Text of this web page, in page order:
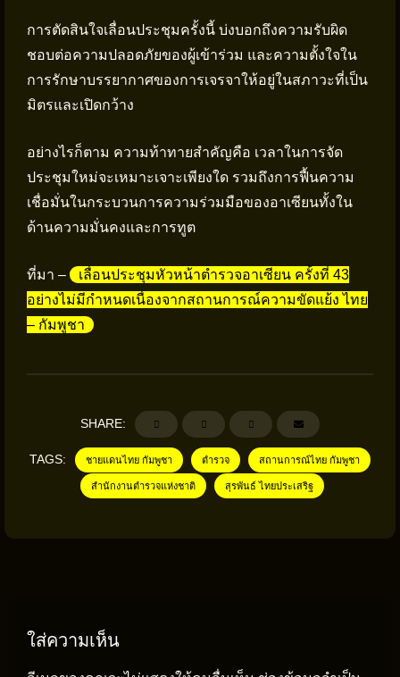
การตัดสินใจเลื่อนประชุมครั้งนี้ บ่งบอกถึงความรับผิด
ชอบต่อความปลอดภัยของผู้เข้าร่วม และความตั้งใจใน
การรักษาบรรยากาศของการเจรจาให้อยู่ในสภาวะที่เป็น
มิตรและเปิดกว้าง
อย่างไรก็ตาม ความท้าทายสำคัญคือ เวลาในการจัด
ประชุมใหม่จะเหมาะเจาะเพียงใด รวมถึงการฟื้นความ
เชื่อมั่นในกระบวนการความร่วมมือของอาเซียนทั้งใน
ด้านความมั่นคงและการทูต
ที่มา –
เลื่อนประชุมหัวหน้าตำรวจอาเซียน ครั้งที่ 43
อย่างไม่มีกำหนดเนื่องจากสถานการณ์ความขัดแย้ง ไทย
– กัมพูชา
SHARE:
TAGS: ชายแดนไทย กัมพูชา ตำรวจ สถานการณ์ไทย กัมพูชา
สำนักงานตำรวจแห่งชาติ สุรพันธ์ ไทยประเสริฐ
ใส่ความเห็น